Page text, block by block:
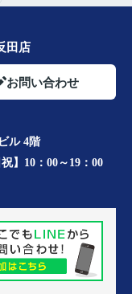
田店
お問い合わせ
ル 4階
】10：00～19：00